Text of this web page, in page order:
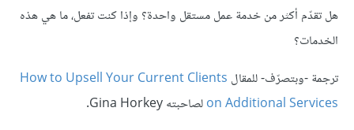
هل تقدّم أكثر من خدمة عمل مستقل واحدة؟ وإذا كنت تفعل، ما هي هذه
الخدمات؟
ترجمة -وبتصرّف- للمقال How to Upsell Your Current Clients
on Additional Servicesلصاحبته Gina Horkey.